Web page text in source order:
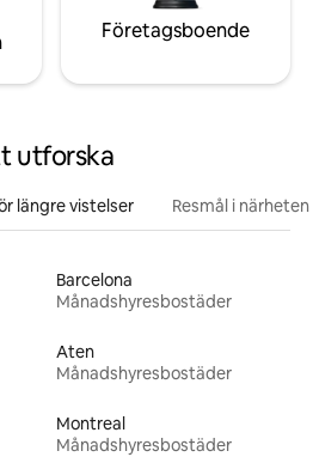
Företagsboende
utforska
längre vistelser Resmål i närheten
Barcelona
Månadshyresbostäder
Aten
Månadshyresbostäder
Montreal
Månadshyresbostäder